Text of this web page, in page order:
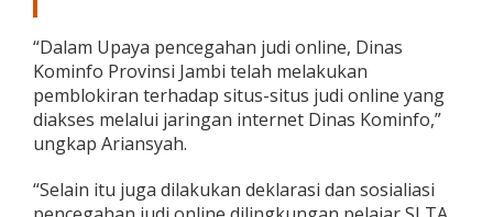
“Dalam Upaya pencegahan judi online, Dinas
Kominfo Provinsi Jambi telah melakukan
pemblokiran terhadap situs-situs judi online yang
diakses melalui jaringan internet Dinas Kominfo,”
ungkap Ariansyah.
“Selain itu juga dilakukan deklarasi dan sosialiasi